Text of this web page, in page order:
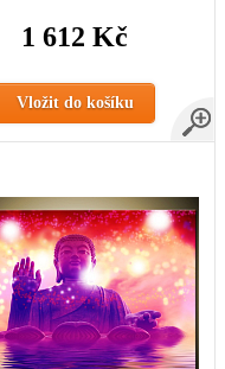
1 612 Kč
Vložit do košíku